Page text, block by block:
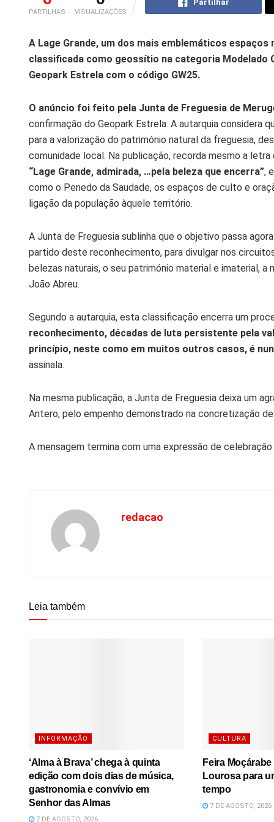
PARTILHAS VISUALIZAÇÕES
Partilhar
A Lage Grande, um dos mais emblemáticos
classificada como geossítio na categoria
Geopark Estrela com o código GW25.
O anúncio foi feito pela Junta de Freguesia de
confirmação do Geopark Estrela. A autarquia
para a valorização do património natural da freguesia,
comunidade local. Na publicação, recorda mesmo a
“Lage Grande, admirada, …pela beleza que encerra”,
como o Penedo da Saudade, os espaços de culto e
ligação da população àquele território.
A Junta de Freguesia sublinha que o objetivo passa
partido deste reconhecimento, para divulgar nos
belezas naturais, o seu património material e imaterial,
João Abreu.
Segundo a autarquia, esta classificação encerra um
reconhecimento, décadas de luta persistente pela
princípio, neste como em muitos outros casos, é
assinala.
Na mesma publicação, a Junta de Freguesia deixa um
Antero, pelo empenho demonstrado na concretização
A mensagem termina com uma expressão de
redacao
Leia também
INFORMAÇÃO
‘Alma à Brava’ chega à quinta
edição com dois dias de música,
gastronomia e convívio em
Senhor das Almas
7 DE AGOSTO, 2026
CULTURA
Feira
Lourosa para
tempo
7 DE AGOSTO, 2026